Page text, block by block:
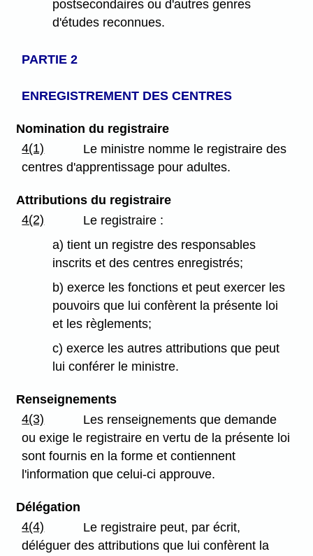
postsecondaires ou d'autres genres
d'études reconnues.
PARTIE 2
ENREGISTREMENT DES CENTRES
Nomination du registraire
4(1)
Le ministre nomme le registraire des
centres d'apprentissage pour adultes.
Attributions du registraire
4(2)
Le registraire :
a) tient un registre des responsables
inscrits et des centres enregistrés;
b) exerce les fonctions et peut exercer les
pouvoirs que lui confèrent la présente loi
et les règlements;
c) exerce les autres attributions que peut
lui conférer le ministre.
Renseignements
4(3)
Les renseignements que demande
ou exige le registraire en vertu de la présente loi
sont fournis en la forme et contiennent
l'information que celui-ci approuve.
Délégation
4(4)
Le registraire peut, par écrit,
déléguer des attributions que lui confèrent la